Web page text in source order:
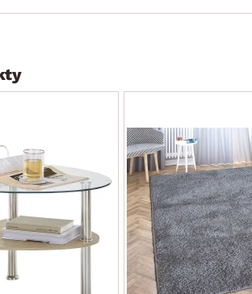
lôžko: plocha 197×124 cm